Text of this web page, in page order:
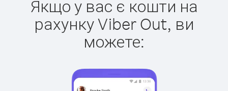
Якщо у вас є кошти на
рахунку Viber Out, ви
можете: